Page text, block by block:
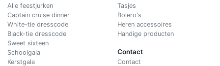
Alle feestjurken
Captain cruise dinner
White-tie dresscode
Black-tie dresscode
Sweet sixteen
Schoolgala
Kerstgala
Tasjes
Bolero's
Heren accessoires
Handige producten
Contact
Contact